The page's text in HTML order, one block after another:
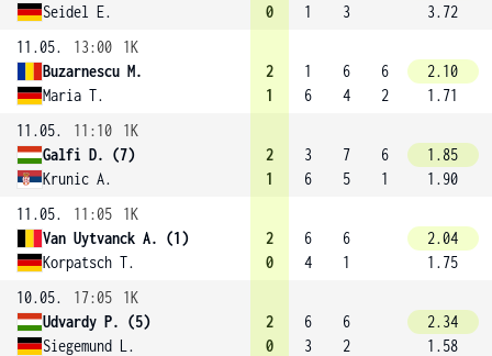
Seidel E.
0
1
3
3.72
11.05.
13:00
1K
Buzarnescu M.
Maria T.
2
1
1
6
6
4
6
2
2.10
1.71
11.05.
11:10
1K
Galfi D. (7)
Krunic A.
2
1
3
6
7
5
6
1
1.85
1.90
11.05.
11:05
1K
Van Uytvanck A. (1)
Korpatsch T.
2
0
6
4
6
1
2.04
1.75
10.05.
17:05
1K
Udvardy P. (5)
Siegemund L.
2
0
6
3
6
2
2.34
1.58